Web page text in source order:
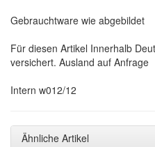
Gebrauchtware wie abgebildet
Für diesen Artikel Innerhalb
versichert. Ausland auf Anfrage
Intern w012/12
Ähnliche Artikel